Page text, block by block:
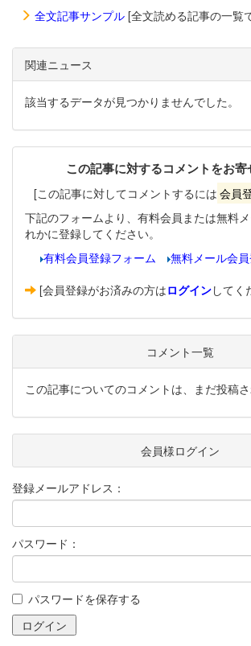
全文記事サンプル [全文読める記事の一覧
関連ニュース
該当するデータが見つかりませんでした。
この記事に対するコメントをお寄
[この記事に対してコメントするには 会員
下記のフォームより、有料会員または無料
れかに登録してください。
有料会員登録フォーム
無料メール会
[会員登録がお済みの方はログインしてく
コメント一覧
この記事についてのコメントは、まだ投稿さ
会員様ログイン
登録メールアドレス：
パスワード：
パスワードを保存する